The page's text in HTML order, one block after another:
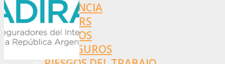
ASISTENCIA
BROKERS
SEGUROS
REASEGUROS